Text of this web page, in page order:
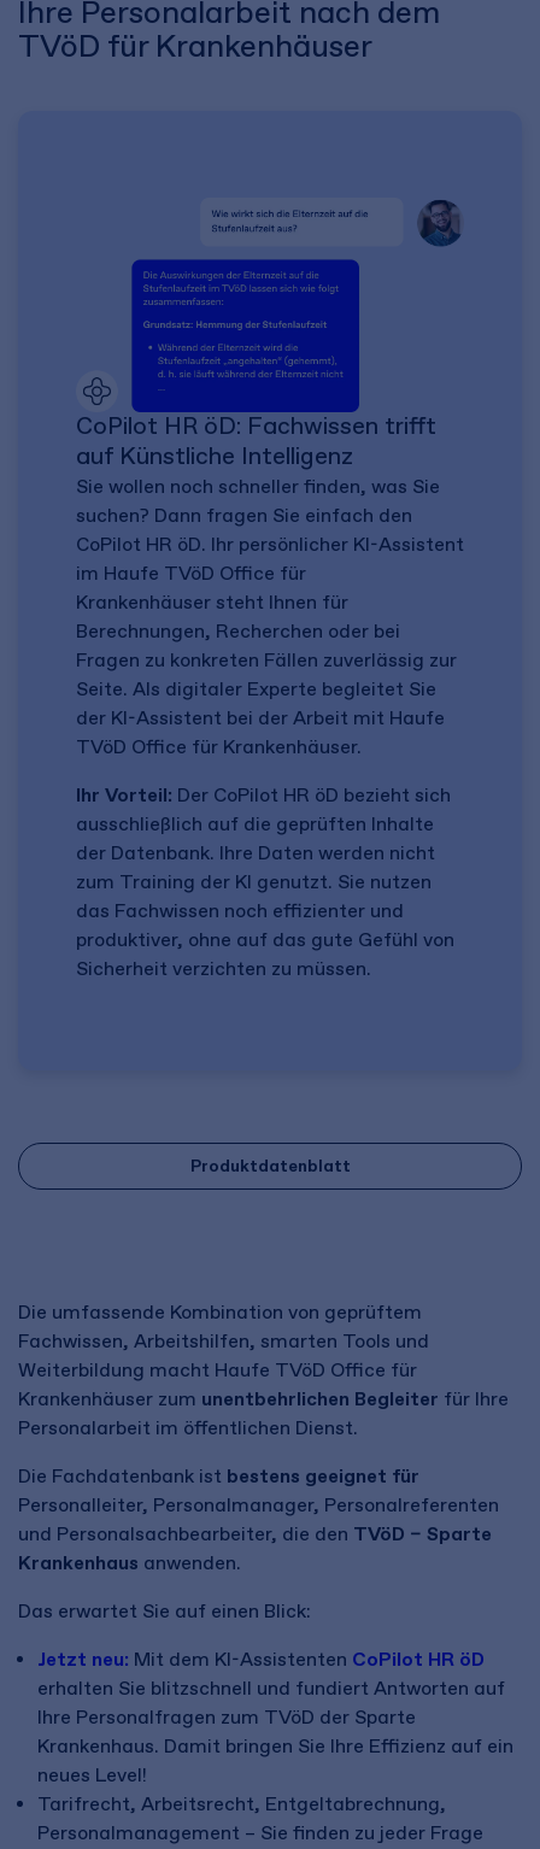
Ihre Personalarbeit nach dem
TVöD für Krankenhäuser
CoPilot HR öD: Fachwissen trifft
auf Künstliche Intelligenz
Sie wollen noch schneller finden, was Sie
suchen? Dann fragen Sie einfach den
CoPilot HR öD. Ihr persönlicher KI-Assistent
im Haufe TVöD Office für
Krankenhäuser steht Ihnen für
Berechnungen, Recherchen oder bei
Fragen zu konkreten Fällen zuverlässig zur
Seite. Als digitaler Experte begleitet Sie
der KI-Assistent bei der Arbeit mit Haufe
TVöD Office für Krankenhäuser.
Ihr Vorteil: Der CoPilot HR öD bezieht sich
ausschließlich auf die geprüften Inhalte
der Datenbank. Ihre Daten werden nicht
zum Training der KI genutzt. Sie nutzen
das Fachwissen noch effizienter und
produktiver, ohne auf das gute Gefühl von
Sicherheit verzichten zu müssen.
Produktdatenblatt
Die umfassende Kombination von geprüftem
Fachwissen, Arbeitshilfen, smarten Tools und
Weiterbildung macht Haufe TVöD Office für
Krankenhäuser zum unentbehrlichen Begleiter für Ihre
Personalarbeit im öffentlichen Dienst.
Die Fachdatenbank ist bestens geeignet für
Personalleiter, Personalmanager, Personalreferenten
und Personalsachbearbeiter, die den TVöD – Sparte
Krankenhaus anwenden.
Das erwartet Sie auf einen Blick:
Jetzt neu: Mit dem KI-Assistenten CoPilot HR öD
erhalten Sie blitzschnell und fundiert Antworten auf
Ihre Personalfragen zum TVöD der Sparte
Krankenhaus. Damit bringen Sie Ihre Effizienz auf ein
neues Level!
Tarifrecht, Arbeitsrecht, Entgeltabrechnung,
Personalmanagement – Sie finden zu jeder Frage